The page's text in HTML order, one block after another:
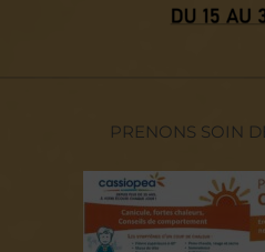
PRENONS SOIN